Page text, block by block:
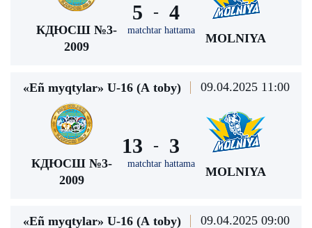
КДЮСШ №3-
2009
5 -
matchtar hattama
4
MOLNIYA
«Eñ myqtylar» U-16 (А toby) 09.04.2025 11:00
КДЮСШ №3-
2009
13 -
matchtar hattama
3
MOLNIYA
«Eñ myqtylar» U-16 (А toby) 09.04.2025 09:00